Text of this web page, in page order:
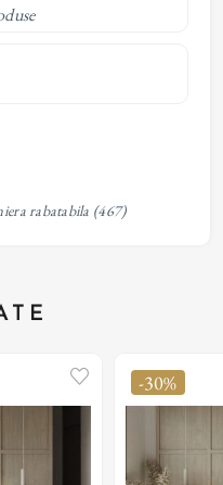
rabatabila (467)
-30%